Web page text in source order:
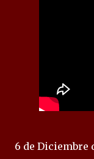
6 de Diciembre